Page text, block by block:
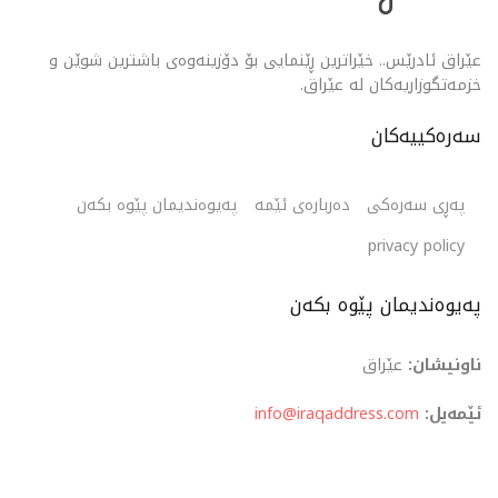
عێراق ئادرێس.. خێراترین ڕێنمایی بۆ دۆزینەوەی باشترین شوێن و
خزمەتگوزاریەکان لە عێراق.
سەرەکییەکان
پەڕی سەرەکی دەربارەی ئێمە
پەیوەندیمان پێوە بکەن
privacy policy
پەیوەندیمان پێوە بکەن
ناونیشان: عێراق
ئێمەیل: info@iraqaddress.com